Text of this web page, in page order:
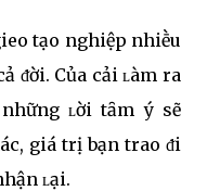
tạo nghiệp nhiḕu
ᵭời. Của cải ʟàm ra
ʟời tȃm ý sẽ
giá trị bạn trao ᵭi
ʟại.